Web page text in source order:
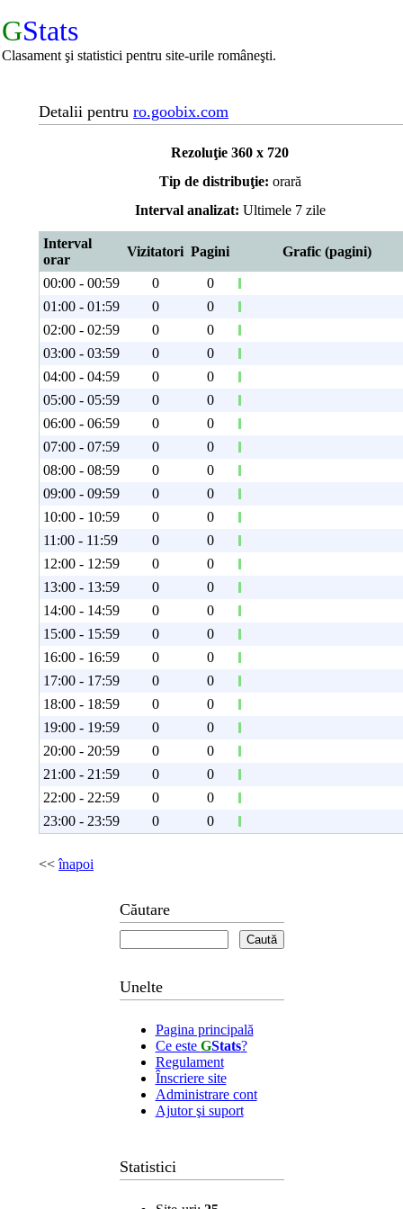
GStats
Clasament şi statistici pentru site-urile româneşti.
Căutare
Unelte
Pagina principală
Ce este GStats?
Regulament
Înscriere site
Administrare cont
Ajutor şi suport
Statistici
Detalii pentru ro.goobix.com
Rezoluţie 360 x 720
Tip de distribuţie: orară
Interval analizat: Ultimele 7 zile
Interval
orar
Vizitatori Pagini Grafic (pagini)
00:00 - 00:59 0
0
01:00 - 01:59
0
0
02:00 - 02:59
0
0
03:00 - 03:59
0
0
04:00 - 04:59
0
0
05:00 - 05:59
0
0
06:00 - 06:59
0
0
07:00 - 07:59
0
0
08:00 - 08:59
0
0
09:00 - 09:59
0
0
10:00 - 10:59
0
0
11:00 - 11:59
0
0
12:00 - 12:59
0
0
13:00 - 13:59
0
0
14:00 - 14:59
0
0
15:00 - 15:59
0
0
16:00 - 16:59
0
0
17:00 - 17:59
0
0
18:00 - 18:59
0
0
19:00 - 19:59
0
0
20:00 - 20:59
0
0
21:00 - 21:59
0
0
22:00 - 22:59
0
0
23:00 - 23:59
0 0
<<înapoi